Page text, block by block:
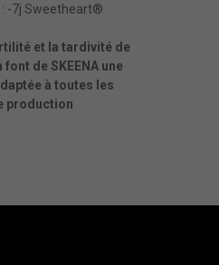
: -7j Sweetheart®
et la tardivité de
de SKEENA une
à toutes les
production